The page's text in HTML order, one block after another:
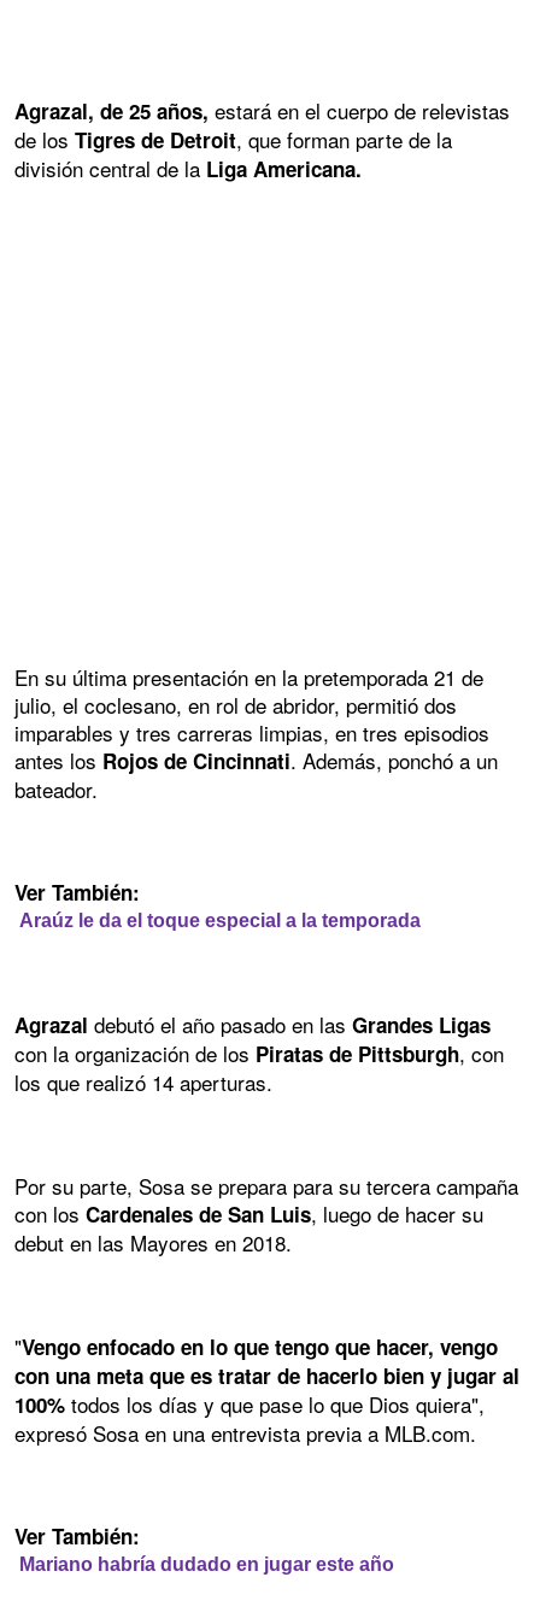
Agrazal, de 25 años, estará en el cuerpo de relevistas
de los Tigres de Detroit, que forman parte de la
división central de la Liga Americana.
En su última presentación en la pretemporada 21 de
julio, el coclesano, en rol de abridor, permitió dos
imparables y tres carreras limpias, en tres episodios
antes los Rojos de Cincinnati. Además, ponchó a un
bateador.
Ver También:
Araúz le da el toque especial a la temporada
Agrazal debutó el año pasado en las Grandes Ligas
con la organización de los Piratas de Pittsburgh, con
los que realizó 14 aperturas.
Por su parte, Sosa se prepara para su tercera campaña
con los Cardenales de San Luis, luego de hacer su
debut en las Mayores en 2018.
"Vengo enfocado en lo que tengo que hacer, vengo
con una meta que es tratar de hacerlo bien y jugar al
100% todos los días y que pase lo que Dios quiera",
expresó Sosa en una entrevista previa a MLB.com.
Ver También:
Mariano habría dudado en jugar este año